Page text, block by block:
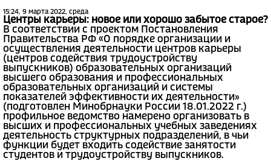
15:24, 9 марта 2022, среда
Центры карьеры: новое или хорошо забытое старое?
В соответствии с проектом Постановления
Правительства РФ «О порядке организации и
осуществления деятельности центров карьеры
(центров содействия трудоустройству
выпускников) образовательных организаций
высшего образования и профессиональных
образовательных организаций и системы
показателей эффективности их деятельности»
(подготовлен Минобрнауки России 18.01.2022 г.)
профильное ведомство намерено организовать в
высших и профессиональных учебных заведениях
деятельность структурных подразделений, в чьи
функции будет входить содействие занятости
студентов и трудоустройству выпускников.